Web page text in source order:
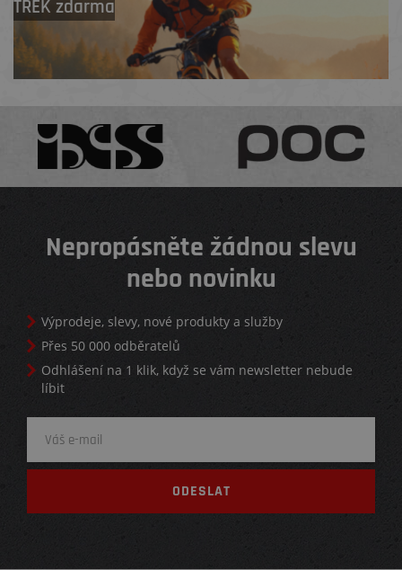
TREK zdarma
Nepropásněte žádnou slevu
nebo novinku
Výprodeje, slevy, nové produkty a služby
Přes 50 000 odběratelů
Odhlášení na 1 klik, když se vám newsletter nebude
líbit